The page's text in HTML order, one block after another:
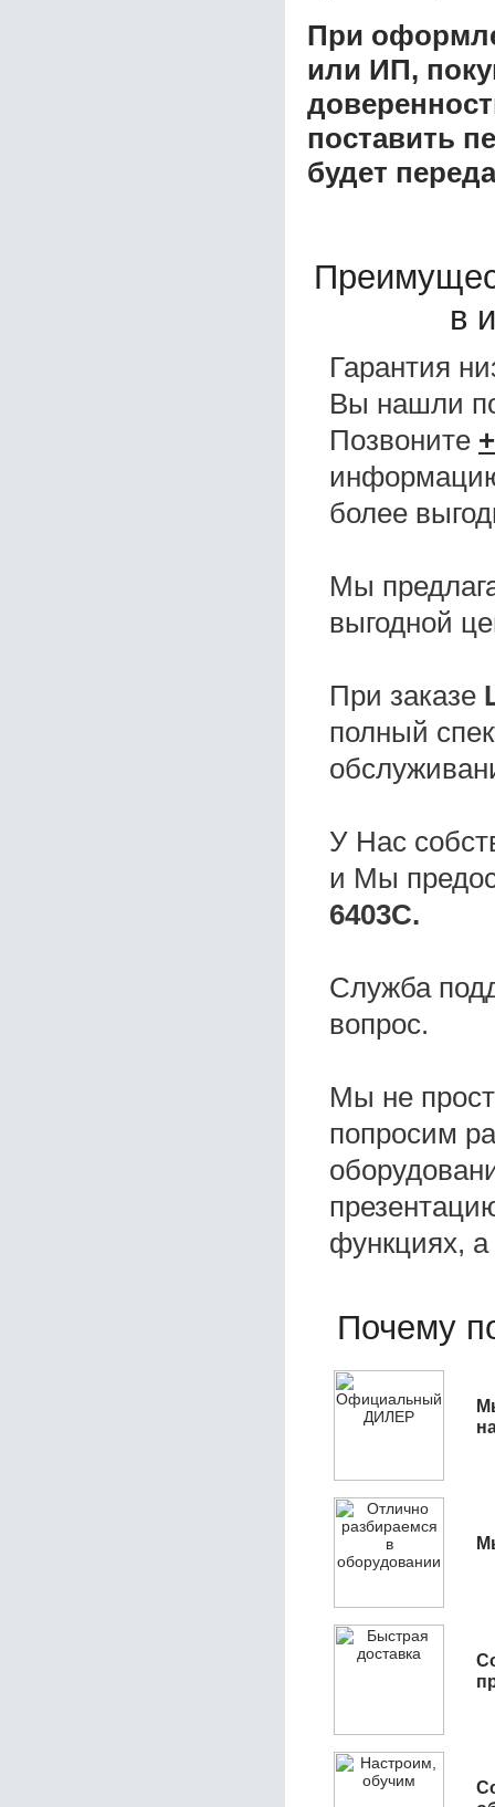
При
или ИП,
поставить
будет
в
Гарантия
Вы нашли
Позвоните
более
Мы
выгодной
При заказе
полный
У Нас
и Мы
6403C.
Служба
вопрос.
Мы не
попросим
функциях,
Почему